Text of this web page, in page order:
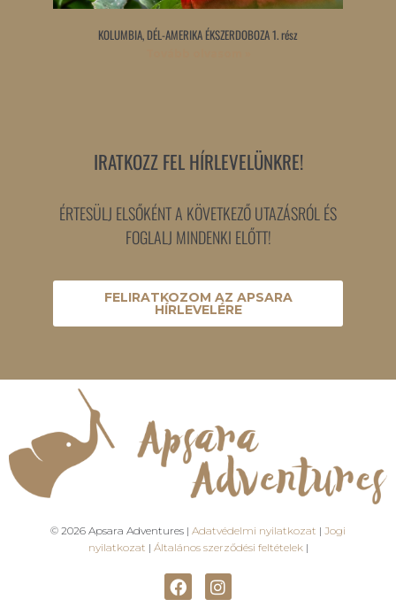
KOLUMBIA, DÉL-AMERIKA ÉKSZERDOBOZA 1. rész
IRATKOZZ FEL HÍRLEVELÜNKRE!
ÉRTESÜLJ ELSŐKÉNT A KÖVETKEZŐ UTAZÁSRÓL ÉS
FOGLALJ MINDENKI ELŐTT!
FELIRATKOZOM AZ APSARA
HÍRLEVELÉRE
© 2026 Apsara Adventures | Adatvédelmi nyilatkozat | Jogi
nyilatkozat | Általános szerződési feltételek |